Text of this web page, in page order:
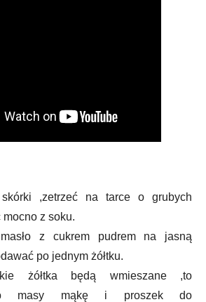
,zetrzeć na tarce o grubych
z soku.
z cukrem pudrem na jasną
po jednym żółtku.
żółtka będą wmieszane ,to
masy mąkę i proszek do